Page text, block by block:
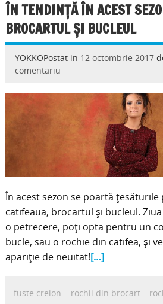
ÎN TENDINȚĂ ÎN ACEST
BROCARTUL ȘI BUCLEUL
YOKKOPostat in 12 octombrie 2017
comentariu
În acest sezon se poartă țesăturile
catifeaua, brocartul și bucleul.
o petrecere, poți opta pentru un
bucle, sau o rochie din catifea, și
apariție de neuitat![…]
fuste creion rochii din brocart